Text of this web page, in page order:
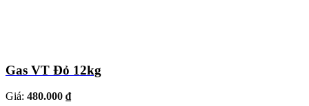
Gas VT Đỏ 12kg
Giá: 480.000 ₫